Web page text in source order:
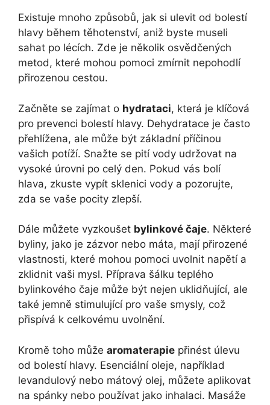
Existuje mnoho způsobů, jak si ulevit od bolestí
hlavy během těhotenství, aniž byste museli
sahat po lécích. Zde je několik osvědčených
metod, které mohou pomoci zmírnit nepohodlí
přirozenou cestou.
Začněte se zajímat o hydrataci, která je klíčová
pro prevenci bolestí hlavy. Dehydratace je často
přehlížena, ale může být základní příčinou
vašich potíží. Snažte se pití vody udržovat na
vysoké úrovni po celý den. Pokud vás bolí
hlava, zkuste vypít sklenici vody a pozorujte,
zda se vaše pocity zlepší.
Dále můžete vyzkoušet bylinkové čaje. Některé
byliny, jako je zázvor nebo máta, mají přirozené
vlastnosti, které mohou pomoci uvolnit napětí a
zklidnit vaši mysl. Příprava šálku teplého
bylinkového čaje může být nejen uklidňující, ale
také jemně stimulující pro vaše smysly, což
přispívá k celkovému uvolnění.
Kromě toho může aromaterapie přinést úlevu
od bolestí hlavy. Esenciální oleje, například
levandulový nebo mátový olej, můžete aplikovat
na spánky nebo používat jako inhalaci. Masáže